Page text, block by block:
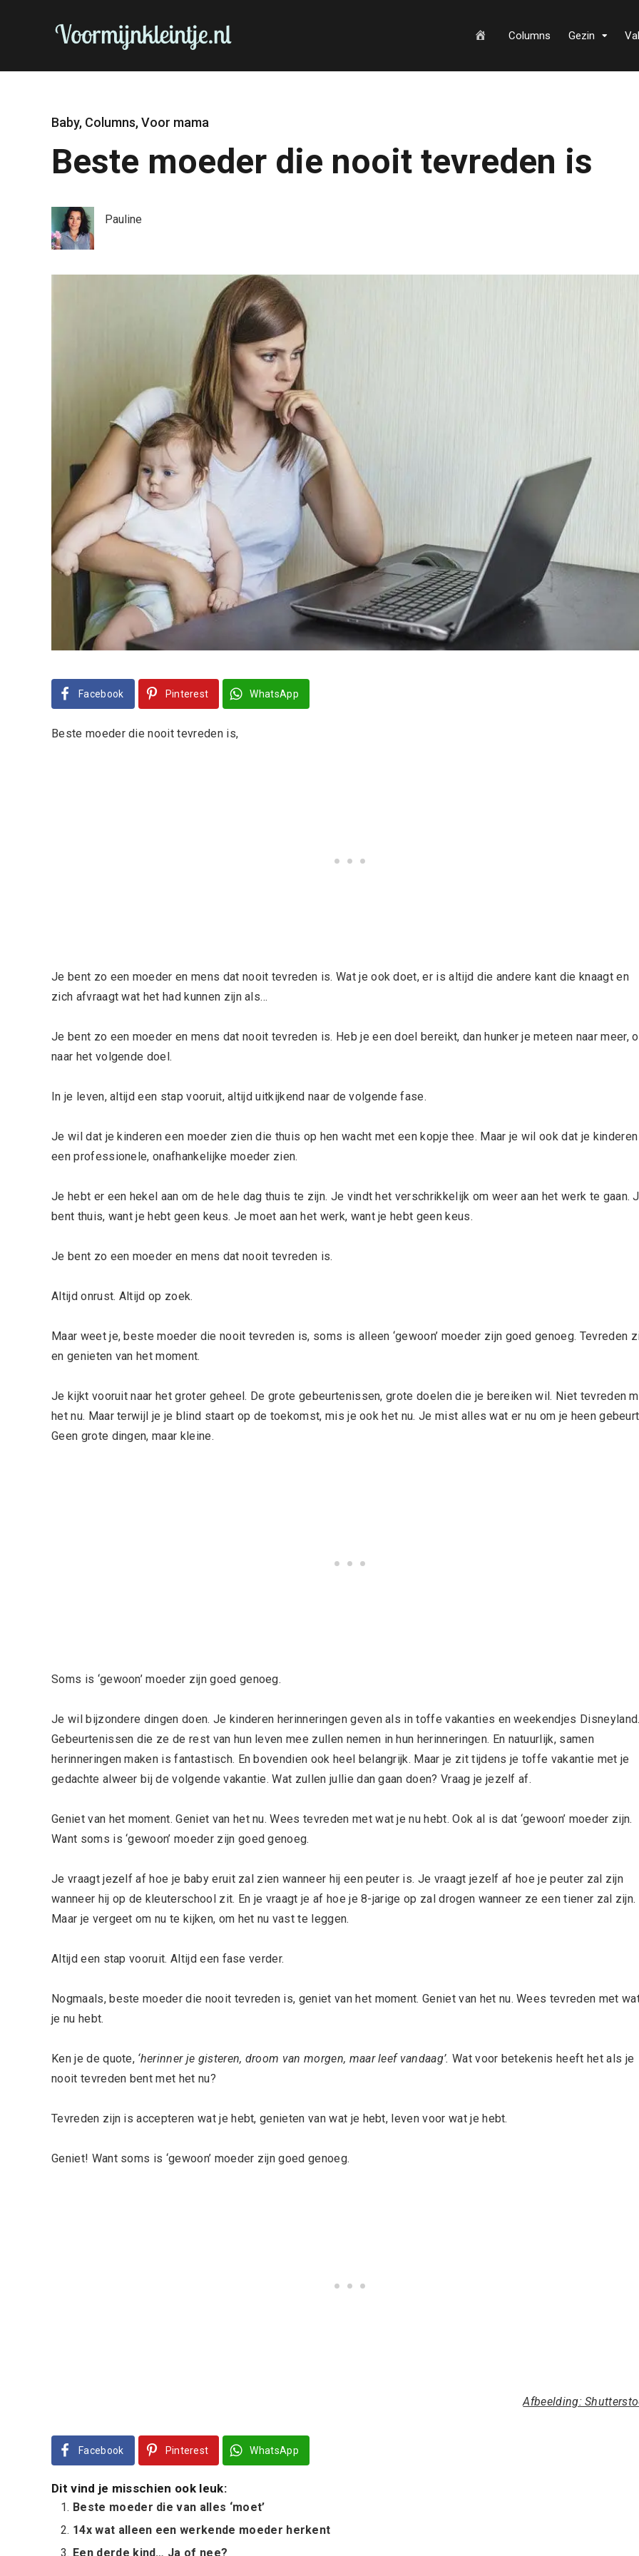
m
Columns Gezin
Baby, Columns,Voor mama
Beste moeder die nooit tevreden is
Pauline
Facebook Pinterest WhatsApp
Beste moeder die nooit tevreden is,
Je bent zo een moeder en mens dat nooit tevreden is. Wat je ook doet, er is altijd die andere kant die knaagt en
zich afvraagt wat het had kunnen zijn als…
Je bent zo een moeder en mens dat nooit tevreden is. Heb je een doel bereikt, dan hunker je meteen naar meer,
naar het volgende doel.
In je leven, altijd een stap vooruit, altijd uitkijkend naar de volgende fase.
Je wil dat je kinderen een moeder zien die thuis op hen wacht met een kopje thee. Maar je wil ook dat je kinderen
een professionele, onafhankelijke moeder zien.
Je hebt er een hekel aan om de hele dag thuis te zijn. Je vindt het verschrikkelijk om weer aan het werk te gaan.
bent thuis, want je hebt geen keus. Je moet aan het werk, want je hebt geen keus.
Je bent zo een moeder en mens dat nooit tevreden is.
Altijd onrust. Altijd op zoek.
Maar weet je, beste moeder die nooit tevreden is, soms is alleen ‘gewoon’ moeder zijn goed genoeg. Tevreden
en genieten van het moment.
Je kijkt vooruit naar het groter geheel. De grote gebeurtenissen, grote doelen die je bereiken wil. Niet tevreden
het nu. Maar terwijl je je blind staart op de toekomst, mis je ook het nu. Je mist alles wat er nu om je heen
Geen grote dingen, maar kleine.
Soms is ‘gewoon’ moeder zijn goed genoeg.
Je wil bijzondere dingen doen. Je kinderen herinneringen geven als in toffe vakanties en weekendjes
Gebeurtenissen die ze de rest van hun leven mee zullen nemen in hun herinneringen. En natuurlijk, samen
herinneringen maken is fantastisch. En bovendien ook heel belangrijk. Maar je zit tijdens je toffe vakantie met je
gedachte alweer bij de volgende vakantie. Wat zullen jullie dan gaan doen? Vraag je jezelf af.
Geniet van het moment. Geniet van het nu. Wees tevreden met wat je nu hebt. Ook al is dat ‘gewoon’ moeder zijn.
Want soms is ‘gewoon’ moeder zijn goed genoeg.
Je vraagt jezelf af hoe je baby eruit zal zien wanneer hij een peuter is. Je vraagt jezelf af hoe je peuter zal zijn
wanneer hij op de kleuterschool zit. En je vraagt je af hoe je 8-jarige op zal drogen wanneer ze een tiener zal zijn.
Maar je vergeet om nu te kijken, om het nu vast te leggen.
Altijd een stap vooruit. Altijd een fase verder.
Nogmaals, beste moeder die nooit tevreden is, geniet van het moment. Geniet van het nu. Wees tevreden met
je nu hebt.
Ken je de quote, ‘herinner je gisteren, droom van morgen, maar leef vandaag’. Wat voor betekenis heeft het als je
nooit tevreden bent met het nu?
Tevreden zijn is accepteren wat je hebt, genieten van wat je hebt, leven voor wat je hebt.
Geniet! Want soms is ‘gewoon’ moeder zijn goed genoeg.
Afbeelding:
Facebook Pinterest WhatsApp
Dit vind je misschien ook leuk:
Beste moeder die van alles ‘moet’
14x wat alleen een werkende moeder herkent
Een derde kind… Ja of nee?